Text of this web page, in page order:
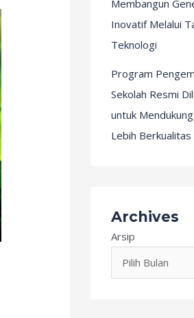
Membangun
Inovatif Melalui
Teknologi
Program
Sekolah Resmi
untuk
Lebih Berkualitas
Archives
Arsip